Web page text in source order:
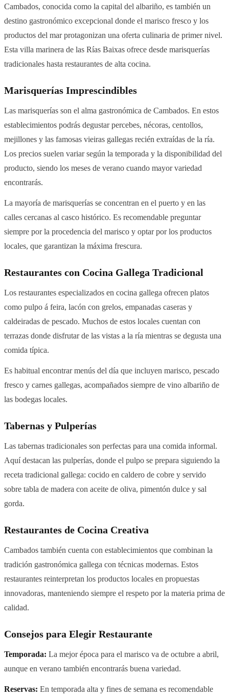
Cambados, conocida como la capital del albariño, es también un
destino gastronómico excepcional donde el marisco fresco y los
productos del mar protagonizan una oferta culinaria de primer nivel.
Esta villa marinera de las Rías Baixas ofrece desde marisquerías
tradicionales hasta restaurantes de alta cocina.
Marisquerías Imprescindibles
Las marisquerías son el alma gastronómica de Cambados. En estos
establecimientos podrás degustar percebes, nécoras, centollos,
mejillones y las famosas vieiras gallegas recién extraídas de la ría.
Los precios suelen variar según la temporada y la disponibilidad del
producto, siendo los meses de verano cuando mayor variedad
encontrarás.
La mayoría de marisquerías se concentran en el puerto y en las
calles cercanas al casco histórico. Es recomendable preguntar
siempre por la procedencia del marisco y optar por los productos
locales, que garantizan la máxima frescura.
Restaurantes con Cocina Gallega Tradicional
Los restaurantes especializados en cocina gallega ofrecen platos
como pulpo á feira, lacón con grelos, empanadas caseras y
caldeiradas de pescado. Muchos de estos locales cuentan con
terrazas donde disfrutar de las vistas a la ría mientras se degusta una
comida típica.
Es habitual encontrar menús del día que incluyen marisco, pescado
fresco y carnes gallegas, acompañados siempre de vino albariño de
las bodegas locales.
Tabernas y Pulperías
Las tabernas tradicionales son perfectas para una comida informal.
Aquí destacan las pulperías, donde el pulpo se prepara siguiendo la
receta tradicional gallega: cocido en caldero de cobre y servido
sobre tabla de madera con aceite de oliva, pimentón dulce y sal
gorda.
Restaurantes de Cocina Creativa
Cambados también cuenta con establecimientos que combinan la
tradición gastronómica gallega con técnicas modernas. Estos
restaurantes reinterpretan los productos locales en propuestas
innovadoras, manteniendo siempre el respeto por la materia prima de
calidad.
Consejos para Elegir Restaurante
Temporada: La mejor época para el marisco va de octubre a abril,
aunque en verano también encontrarás buena variedad.
Reservas: En temporada alta y fines de semana es recomendable